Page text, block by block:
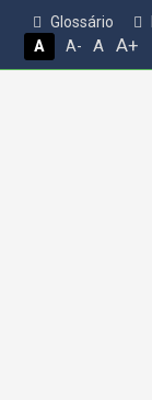
Glossário
A
A- A A+